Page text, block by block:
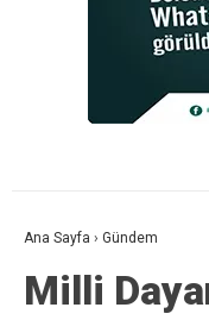
Ana Sayfa › Gündem
Milli